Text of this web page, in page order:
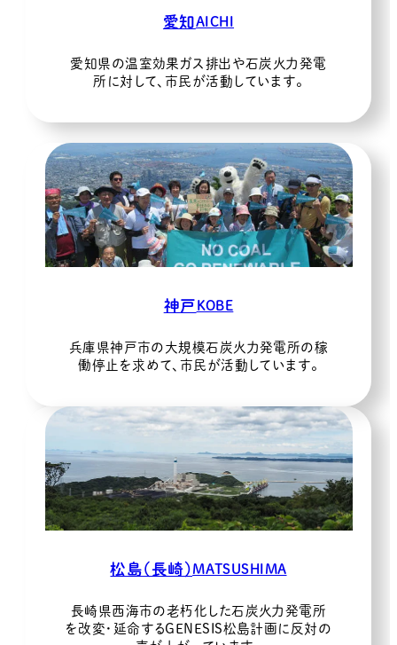
愛知AICHI
愛知県の温室効果ガス排出や石炭火力発電
所に対して、市民が活動しています。
神戸 KOBE
兵庫県神戸市の大規模石炭火力発電所の稼
働停止を求めて、市民が活動しています。
松島（長崎） MATSUSHIMA
長崎県西海市の老朽化した石炭火力発電所
を改変・延命するGENESIS松島計画に反対の